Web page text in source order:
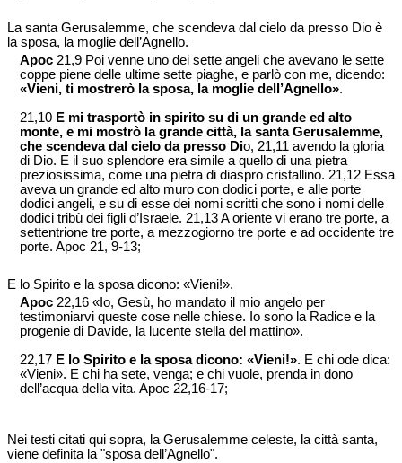
La santa Gerusalemme, che scendeva dal cielo da presso Dio è
la sposa, la moglie dell’Agnello.
Apoc 21,9 Poi venne uno dei sette angeli che avevano le sette
coppe piene delle ultime sette piaghe, e parlò con me, dicendo:
«Vieni, ti mostrerò la sposa, la moglie dell’Agnello».
21,10 E mi trasportò in spirito su di un grande ed alto
monte, e mi mostrò la grande città, la santa Gerusalemme,
che scendeva dal cielo da presso Dio, 21,11 avendo la gloria
di Dio. E il suo splendore era simile a quello di una pietra
preziosissima, come una pietra di diaspro cristallino. 21,12 Essa
aveva un grande ed alto muro con dodici porte, e alle porte
dodici angeli, e su di esse dei nomi scritti che sono i nomi delle
dodici tribù dei figli d’Israele. 21,13 A oriente vi erano tre porte, a
settentrione tre porte, a mezzogiorno tre porte e ad occidente tre
porte. Apoc 21, 9-13;
E lo Spirito e la sposa dicono: «Vieni!».
Apoc 22,16 «Io, Gesù, ho mandato il mio angelo per
testimoniarvi queste cose nelle chiese. Io sono la Radice e la
progenie di Davide, la lucente stella del mattino».
22,17 E lo Spirito e la sposa dicono: «Vieni!». E chi ode dica:
«Vieni». E chi ha sete, venga; e chi vuole, prenda in dono
dell’acqua della vita. Apoc 22,16-17;
Nei testi citati qui sopra, la Gerusalemme celeste, la città santa,
viene definita la "sposa dell’Agnello".